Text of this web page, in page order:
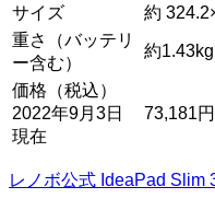
サイズ
約
重さ（バッテリ
ー含む）
約1.43kg
価格（税込）
2022年9月3日
現在
73,181
レノボ公式 IdeaPad Slim